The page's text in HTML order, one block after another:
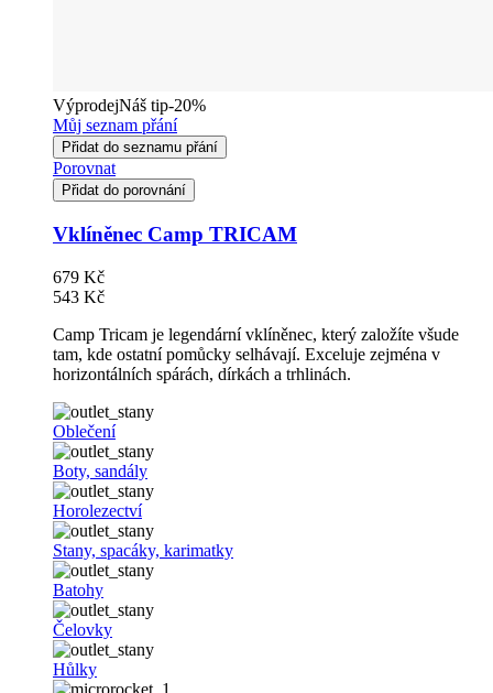
VýprodejNáš tip-20%
Můj seznam přání
Přidat do seznamu přání
Porovnat
Přidat do porovnání
Vklíněnec Camp TRICAM
679 Kč
543 Kč
Camp Tricam je legendární vklíněnec, který založíte všude
tam, kde ostatní pomůcky selhávají. Exceluje zejména v
horizontálních spárách, dírkách a trhlinách.
Oblečení
Boty, sandály
Horolezectví
Stany, spacáky, karimatky
Batohy
Čelovky
Hůlky